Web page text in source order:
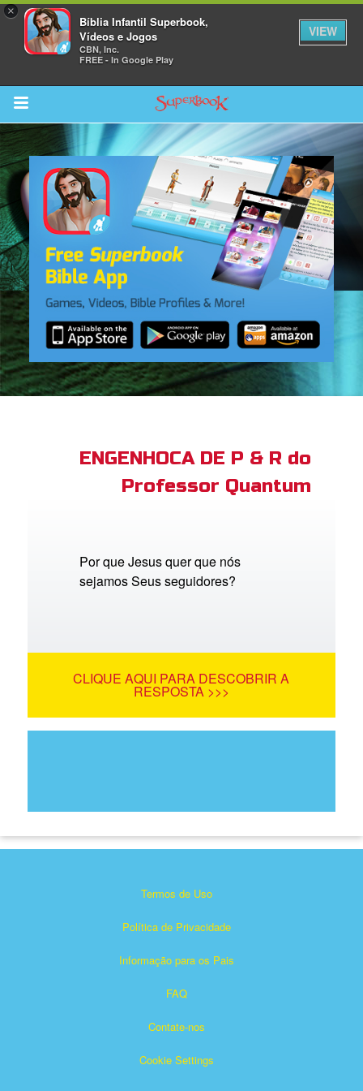
×
Bíblia Infantil Superbook,
Vídeos e Jogos
CBN, Inc.
FREE - In Google Play
VIEW
Return to Content
Bible App
ENGENHOCA DE P & R do
Professor Quantum
Por que Jesus quer que nós
sejamos Seus seguidores?
CLIQUE AQUI PARA DESCOBRIR A
RESPOSTA >>>
Termos de Uso
Política de Privacidade
Informação para os Pais
FAQ
Contate-nos
Cookie Settings